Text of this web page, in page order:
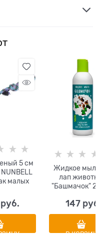
5 см
малых
в
руб.
Жидкое
лап
"Башмачок"
147